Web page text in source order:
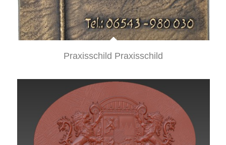
Praxisschild Praxisschild